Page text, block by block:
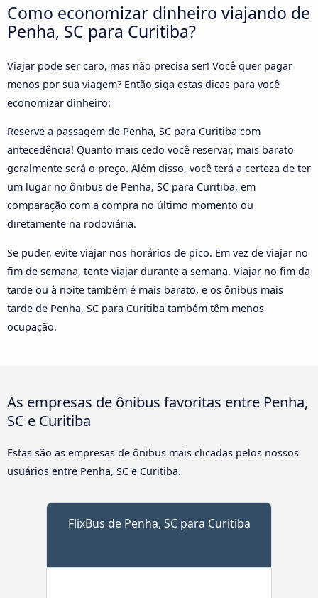
Como economizar dinheiro viajando de
Penha, SC para Curitiba?
Viajar pode ser caro, mas não precisa ser! Você quer pagar
menos por sua viagem? Então siga estas dicas para você
economizar dinheiro:
Reserve a passagem de Penha, SC para Curitiba com
antecedência! Quanto mais cedo você reservar, mais barato
geralmente será o preço. Além disso, você terá a certeza de ter
um lugar no ônibus de Penha, SC para Curitiba, em
comparação com a compra no último momento ou
diretamente na rodoviária.
Se puder, evite viajar nos horários de pico. Em vez de viajar no
fim de semana, tente viajar durante a semana. Viajar no fim da
tarde ou à noite também é mais barato, e os ônibus mais
tarde de Penha, SC para Curitiba também têm menos
ocupação.
As empresas de ônibus favoritas entre Penha,
SC e Curitiba
Estas são as empresas de ônibus mais clicadas pelos nossos
usuários entre Penha, SC e Curitiba.
FlixBus de Penha, SC para Curitiba